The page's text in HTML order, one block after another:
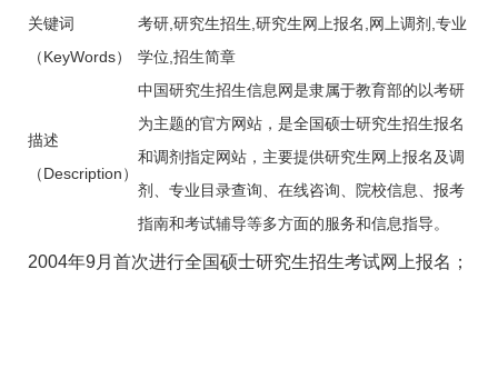
关键词
（KeyWords）
考研,研究生招生,研究生网上报名,网上调剂,专业
学位,招生简章
描述
（Description）
中国研究生招生信息网是隶属于教育部的以考研
为主题的官方网站，是全国硕士研究生招生报名
和调剂指定网站，主要提供研究生网上报名及调
剂、专业目录查询、在线咨询、院校信息、报考
指南和考试辅导等多方面的服务和信息指导。
2004年9月首次进行全国硕士研究生招生考试网上报名；